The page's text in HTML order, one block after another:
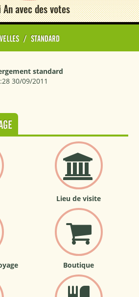
An avec des votes
/ STANDARD
standard
30/09/2011
Lieu de visite
Boutique